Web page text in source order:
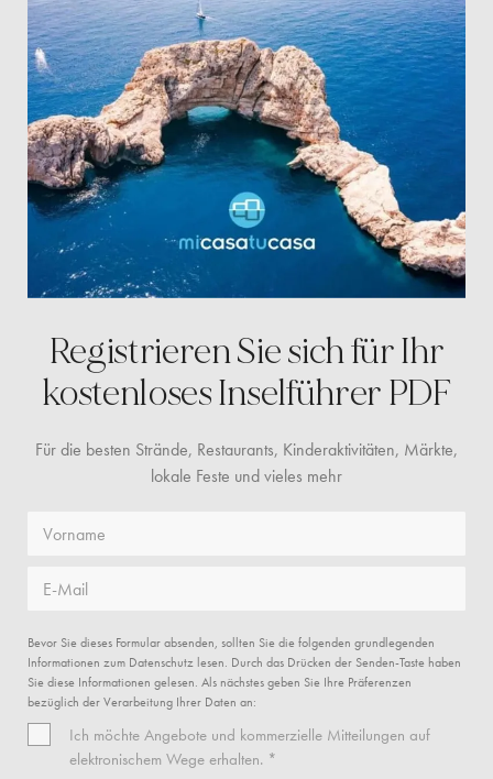
Registrieren Sie sich für Ihr
kostenlosesInselführer PDF
Für die besten Strände, Restaurants, Kinderaktivitäten, Märkte,
lokale Feste und vieles mehr
Vorname
E-Mail
Bevor Sie dieses Formular absenden, sollten Sie die folgenden grundlegenden
Informationen zum Datenschutz lesen. Durch das Drücken der Senden-Taste haben
Sie diese Informationen gelesen. Als nächstes geben Sie Ihre Präferenzen
bezüglich der Verarbeitung Ihrer Daten an:
Ich möchte Angebote und kommerzielle Mitteilungen auf
elektronischem Wege erhalten. *